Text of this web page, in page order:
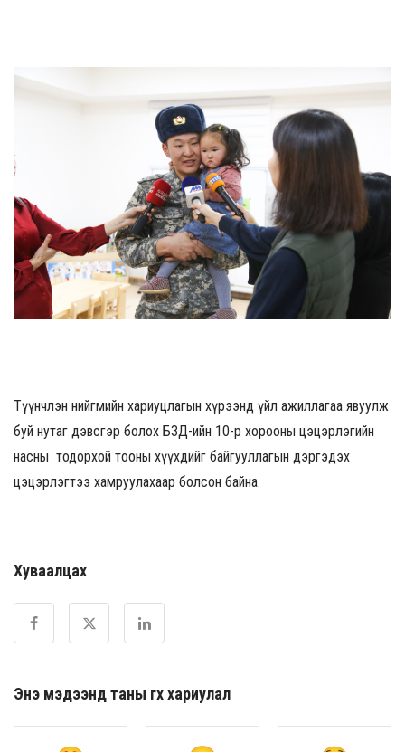
Түүнчлэн нийгмийн хариуцлагын хүрээнд үйл ажиллагаа явуулж
буй нутаг дэвсгэр болох БЗД-ийн 10-р хорооны цэцэрлэгийн
насны тодорхой тооны хүүхдийг байгууллагын дэргэдэх
цэцэрлэгтээ хамруулахаар болсон байна.
Хуваалцах
Энэ мэдээнд таны өгөх хариулал